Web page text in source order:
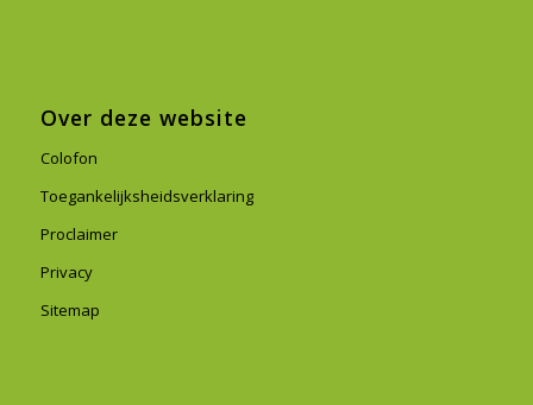
Over deze website
Colofon
Toegankelijksheidsverklaring
Proclaimer
Privacy
Sitemap